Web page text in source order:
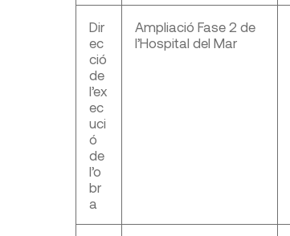
Dir
ec
ció
de
l’ex
ec
uci
ó
de
l’o
br
a
Ampliació Fase 2 de
l’Hospital del Mar